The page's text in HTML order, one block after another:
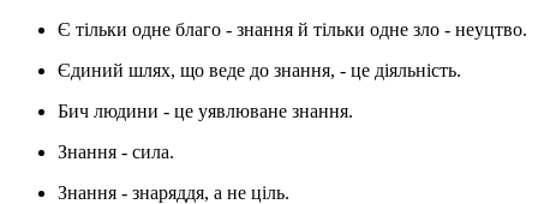
Є тільки одне благо - знання й тільки одне зло - неуцтво.
Єдиний шлях, що веде до знання, - це діяльність.
Бич людини - це уявлюване знання.
Знання - сила.
Знання - знаряддя, а не ціль.